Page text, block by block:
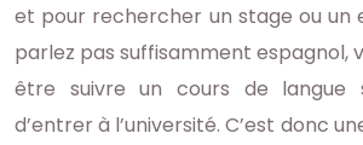
et pour rechercher un stage ou un
parlez pas suffisamment espagnol,
être suivre un cours de langue
d’entrer à l’université. C’est donc